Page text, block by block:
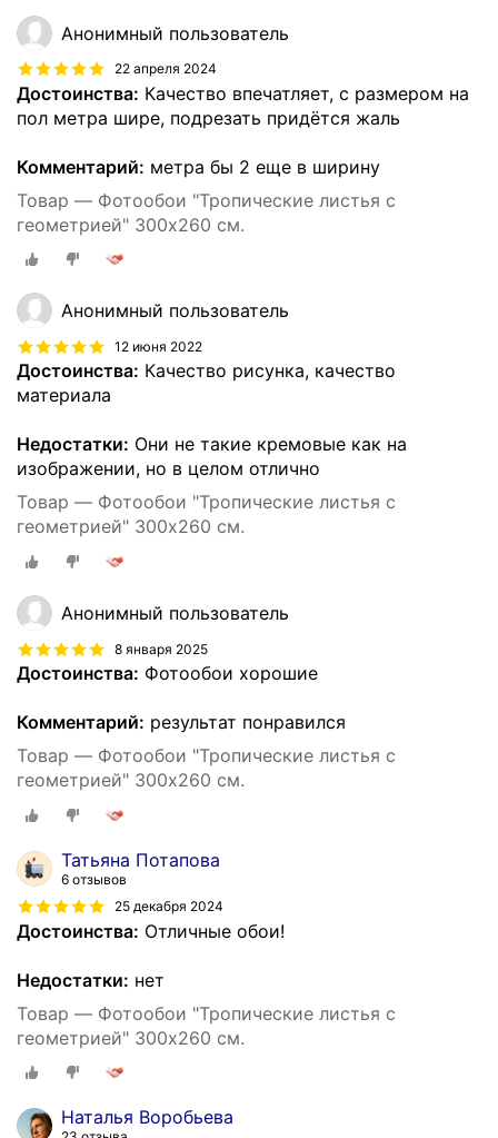
Анонимный пользователь
22 апреля 2024
Достоинства: Качество впечатляет, с размером на
пол метра шире, подрезать придётся жаль
Комментарий: метра бы 2 еще в ширину
Товар — Фотообои "Тропические листья с
геометрией" 300х260 см.
Анонимный пользователь
12 июня 2022
Достоинства: Качество рисунка, качество
материала
Недостатки: Они не такие кремовые как на
изображении, но в целом отлично
Товар — Фотообои "Тропические листья с
геометрией" 300х260 см.
Анонимный пользователь
8 января 2025
Достоинства: Фотообои хорошие
Комментарий: результат понравился
Товар — Фотообои "Тропические листья с
геометрией" 300х260 см.
Татьяна Потапова
6 отзывов
25 декабря 2024
Достоинства: Отличные обои!
Недостатки: нет
Товар — Фотообои "Тропические листья с
геометрией" 300х260 см.
Наталья Воробьева